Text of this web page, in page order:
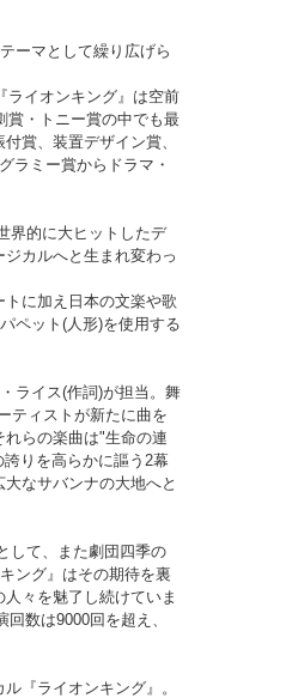
ーマとして繰り広げら
ライオンキング』は空前
賞・トニー賞の中でも最
賞、装置デザイン賞、
ラミー賞からドラマ・
界的に大ヒットしたデ
カルへと生まれ変わっ
に加え日本の文楽や歌
ペット(人形)を使用する
ライス(作詞)が担当。舞
ティストが新たに曲を
らの楽曲は"生命の連
りを高らかに謳う2幕
なサバンナの大地へと
して、また劇団四季の
ング』はその期待を裏
々を魅了し続けていま
数は9000回を超え、
『ライオンキング』。